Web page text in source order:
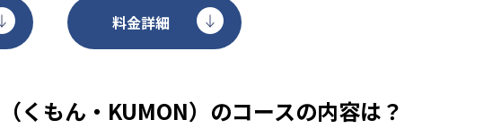
料金詳細
くもん・KUMON）のコースの内容は？